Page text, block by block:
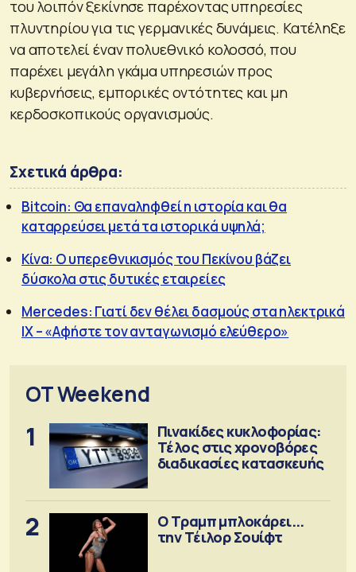
του λοιπόν ξεκίνησε παρέχοντας υπηρεσίες
πλυντηρίου για τις γερμανικές δυνάμεις. Κατέληξε
να αποτελεί έναν πολυεθνικό κολοσσό, που
παρέχει μεγάλη γκάμα υπηρεσιών προς
κυβερνήσεις, εμπορικές οντότητες και μη
κερδοσκοπικούς οργανισμούς.
Σχετικά άρθρα:
Bitcoin: Θα επαναληφθεί η ιστορία και θα
καταρρεύσει μετά τα ιστορικά υψηλά;
Κίνα: O υπερεθνικισμός του Πεκίνου βάζει
δύσκολα στις δυτικές εταιρείες
Mercedes: Γιατί δεν θέλει δασμούς στα ηλεκτρικά
ΙΧ – «Αφήστε τον ανταγωνισμό ελεύθερο»
OT Weekend
1
Πινακίδες κυκλοφορίας:
Τέλος στις χρονοβόρες
διαδικασίες κατασκευής
2
Ο Τραμπ μπλοκάρει...
την Τέιλορ Σουίφτ